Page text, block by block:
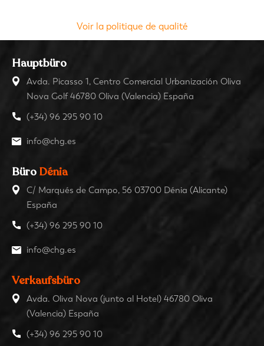
Voir la politique de qualité
Hauptbüro
Avda. Picasso 1, Centro Comercial Urbanización Oliva
Nova Golf 46780 Oliva (Valencia) España
(+34) 96 295 90 10
info@chg.es
Büro Dénia
C/ Marqués de Campo, 56 03700 Dénia (Alicante)
España
(+34) 96 295 90 10
info@chg.es
Verkaufsbüro
Avda. Oliva Nova (junto al Hotel) 46780 Oliva
(Valencia) España
(+34) 96 295 90 10